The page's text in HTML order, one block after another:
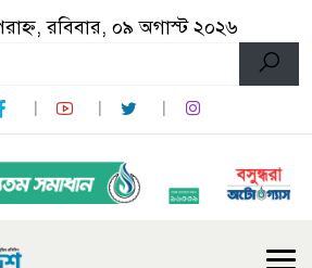
রবিবার, ০৯ অগাস্ট ২০২৬